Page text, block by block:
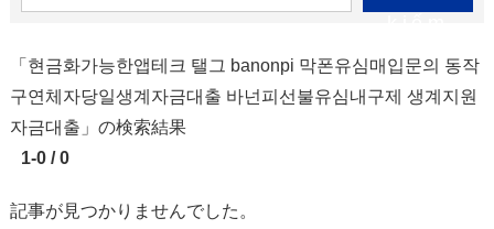
「현금화가능한앱테크 탤그 banonpi 막폰유심매입문의 동작
구연체자당일생계자금대출 바넌피선불유심내구제 생계지원
자금대출」の検索結果
1-0 / 0
記事が見つかりませんでした。